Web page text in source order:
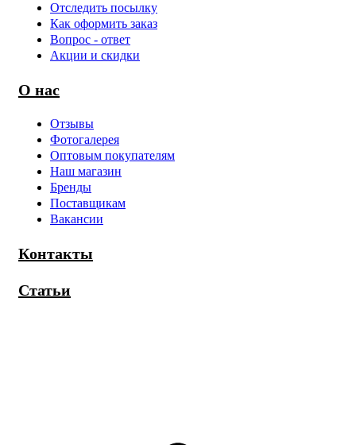
Отследить посылку
Как оформить заказ
Вопрос - ответ
Акции и скидки
О нас
Отзывы
Фотогалерея
Оптовым покупателям
Наш магазин
Бренды
Поставщикам
Вакансии
Контакты
Статьи